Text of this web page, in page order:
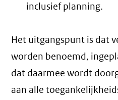
inclusief planning.
Het uitgangspunt is dat
worden benoemd,
dat daarmee wordt
aan alle